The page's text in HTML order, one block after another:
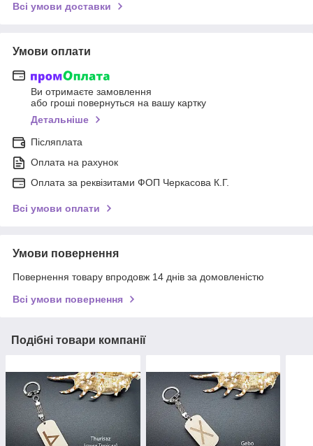
Всі умови доставки
Умови оплати
Ви отримаєте замовлення
або гроші повернуться на вашу картку
Детальніше
Післяплата
Оплата на рахунок
Оплата за реквізитами ФОП Черкасова К.Г.
Всі умови оплати
Умови повернення
Повернення товару впродовж 14 днів за домовленістю
Всі умови повернення
Подібні товари компанії